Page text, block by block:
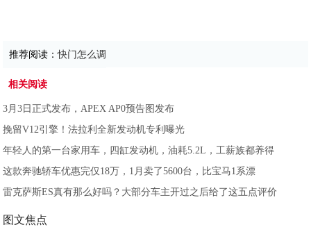
推荐阅读：快门怎么调
相关阅读
3月3日正式发布，APEX AP0预告图发布
挽留V12引擎！法拉利全新发动机专利曝光
年轻人的第一台家用车，四缸发动机，油耗5.2L，工薪族都养得
这款奔驰轿车优惠完仅18万，1月卖了5600台，比宝马1系漂
雷克萨斯ES真有那么好吗？大部分车主开过之后给了这五点评价
图文焦点